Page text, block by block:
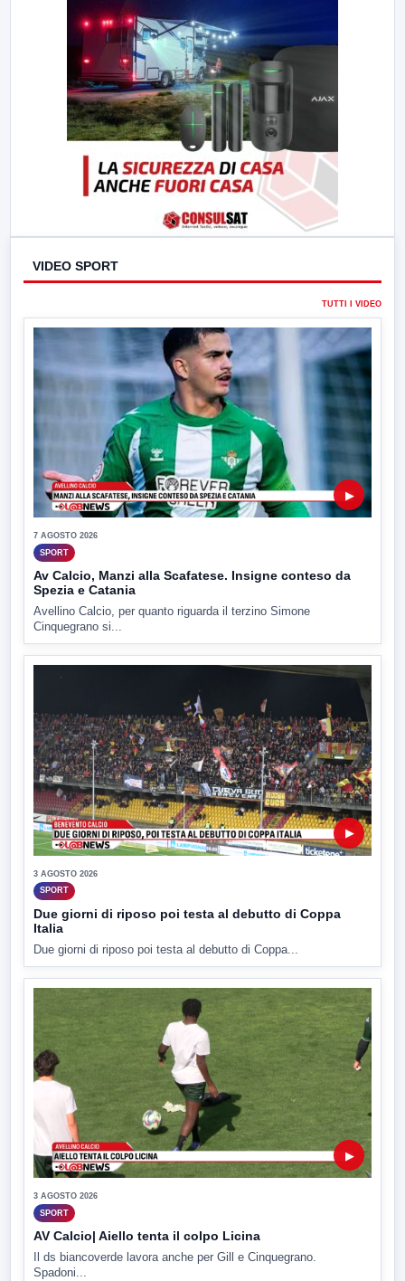
VIDEO SPORT
TUTTI I VIDEO
▶
7 AGOSTO 2026
SPORT
Av Calcio, Manzi alla Scafatese. Insigne conteso da
Spezia e Catania
Avellino Calcio, per quanto riguarda il terzino Simone
Cinquegrano si...
▶
3 AGOSTO 2026
SPORT
Due giorni di riposo poi testa al debutto di Coppa
Italia
Due giorni di riposo poi testa al debutto di Coppa...
▶
3 AGOSTO 2026
SPORT
AV Calcio| Aiello tenta il colpo Licina
Il ds biancoverde lavora anche per Gill e Cinquegrano.
Spadoni...